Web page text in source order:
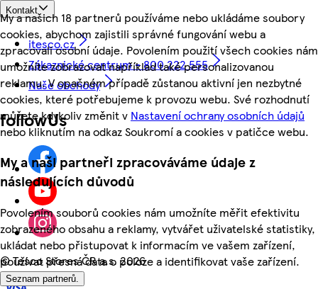
My a našich 18 partnerů používáme nebo ukládáme soubory
cookies, abychom zajistili správné fungování webu a
zpracovali osobní údaje. Povolením použití všech cookies nám
umožníte zobrazovat například také personalizovanou
reklamu. V opačném případě zůstanou aktivní jen nezbytné
cookies, které potřebujeme k provozu webu. Své rozhodnutí
můžete kdykoliv změnit v Nastavení ochrany osobních údajů
nebo kliknutím na odkaz Soukromí a cookies v patičce webu.
My a naši partneři zpracováváme údaje z
následujících důvodů
Povolením souborů cookies nám umožníte měřit efektivitu
zobrazeného obsahu a reklamy, vytvářet uživatelské statistiky,
ukládat nebo přistupovat k informacím ve vašem zařízení,
používat přesná data o poloze a identifikovat vaše zařízení.
Seznam partnerů.
Kontakt
itesco.cz
Zákaznické centrum - 800 222 555
Naše obchody
followUs
©Tesco Stores ČR a.s. 2026